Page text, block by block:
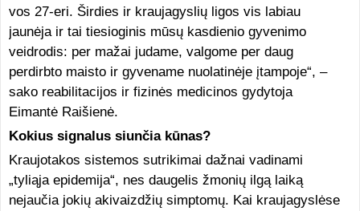
vos 27-eri. Širdies ir kraujagyslių ligos vis labiau
jaunėja ir tai tiesioginis mūsų kasdienio gyvenimo
veidrodis: per mažai judame, valgome per daug
perdirbto maisto ir gyvename nuolatinėje įtampoje“, –
sako reabilitacijos ir fizinės medicinos gydytoja
Eimantė Raišienė.
Kokius signalus siunčia kūnas?
Kraujotakos sistemos sutrikimai dažnai vadinami
„tyliąja epidemija“, nes daugelis žmonių ilgą laiką
nejaučia jokių akivaizdžių simptomų. Kai kraujagyslėse